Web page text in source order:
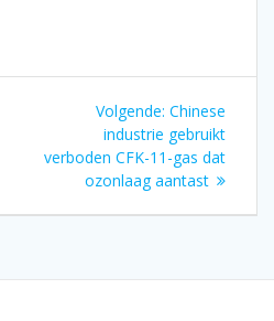
Volgende: Volgend
bericht:
Chinese
industrie gebruikt
verboden CFK-11-gas dat
ozonlaag aantast